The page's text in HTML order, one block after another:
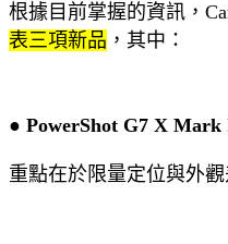
根據目前掌握的資訊，
表三項新品 ，其中：
● PowerShot G7 X
重點在於限量定位與外